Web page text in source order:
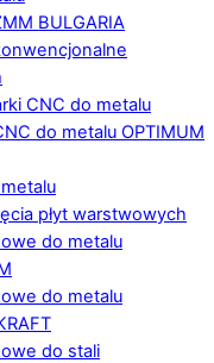
BULGARIA
CNC do metalu
do metalu OPTIMUM
płyt warstwowych
do metalu
do metalu
do stali